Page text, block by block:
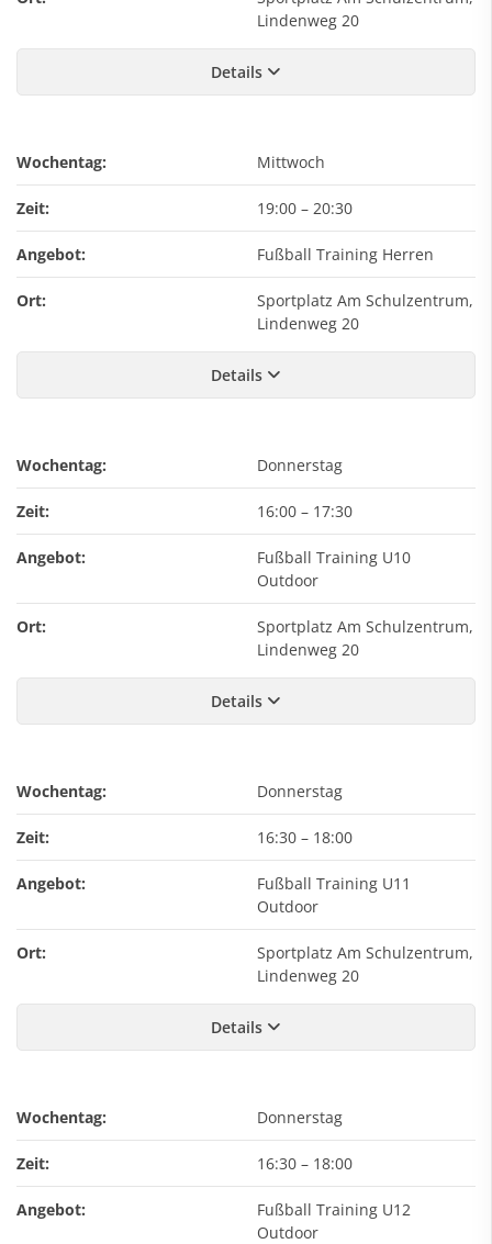
Lindenweg 20
Details
Wochentag: Mittwoch
Zeit: 19:00 – 20:30
Angebot: Fußball Training Herren
Ort:
Sportplatz Am Schulzentrum,
Lindenweg 20
Details
Wochentag: Donnerstag
Zeit: 16:00 – 17:30
Angebot:
Fußball Training U10
Outdoor
Ort:
Sportplatz Am Schulzentrum,
Lindenweg 20
Details
Wochentag: Donnerstag
Zeit: 16:30 – 18:00
Angebot:
Fußball Training U11
Outdoor
Ort:
Sportplatz Am Schulzentrum,
Lindenweg 20
Details
Wochentag: Donnerstag
Zeit: 16:30 – 18:00
Angebot:
Fußball Training U12
Outdoor